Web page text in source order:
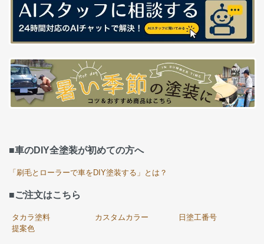
■車のDIY全塗装が初めての方へ
「刷毛とローラーで車をDIY塗装する」とは？
■ご注文はこちら
タカラ塗料
提案色
カスタムカラー 日塗工番号